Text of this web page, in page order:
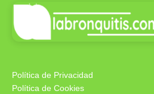
Política de Privacidad
Política de Cookies